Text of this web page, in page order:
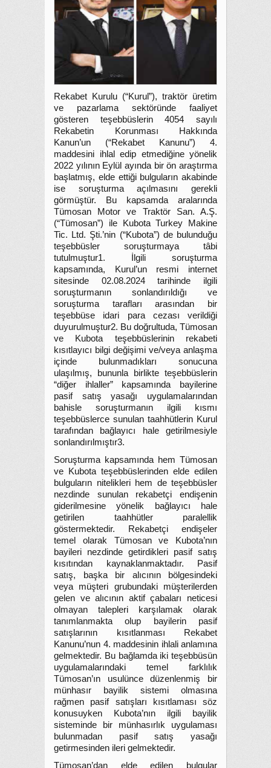
Rekabet Kurulu (“Kurul”), traktör üretim
ve pazarlama sektöründe faaliyet
gösteren teşebbüslerin 4054 sayılı
Rekabetin Korunması Hakkında
Kanun’un (“Rekabet Kanunu”) 4.
maddesini ihlal edip etmediğine yönelik
2022 yılının Eylül ayında bir ön araştırma
başlatmış, elde ettiği bulguların akabinde
ise soruşturma açılmasını gerekli
görmüştür. Bu kapsamda aralarında
Tümosan Motor ve Traktör San. A.Ş.
(“Tümosan”) ile Kubota Turkey
Makine
Tic. Ltd. Şti.’nin (“Kubota”) de bulunduğu
teşebbüsler soruşturmaya tâbi
tutulmuştur1. İlgili soruşturma
kapsamında, Kurul’un resmi internet
sitesinde 02.08.2024 tarihinde ilgili
soruşturmanın sonlandırıldığı ve
soruşturma tarafları arasından bir
teşebbüse idari para cezası verildiği
duyurulmuştur2. Bu doğrultuda, Tümosan
ve Kubota teşebbüslerinin rekabeti
kısıtlayıcı bilgi değişimi ve/veya anlaşma
içinde bulunmadıkları sonucuna
ulaşılmış, bununla birlikte teşebbüslerin
“diğer ihlaller” kapsamında bayilerine
pasif satış yasağı uygulamalarından
bahisle soruşturmanın ilgili kısmı
teşebbüslerce sunulan taahhütlerin Kurul
tarafından bağlayıcı hale getirilmesiyle
sonlandırılmıştır3.
Soruşturma kapsamında hem Tümosan
ve Kubota teşebbüslerinden elde edilen
bulguların nitelikleri hem de teşebbüsler
nezdinde sunulan rekabetçi endişenin
giderilmesine yönelik bağlayıcı hale
getirilen taahhütler paralellik
göstermektedir. Rekabetçi endişeler
temel olarak Tümosan ve Kubota’nın
bayileri nezdinde getirdikleri pasif satış
kısıtından kaynaklanmaktadır. Pasif
satış, başka bir alıcının bölgesindeki
veya müşteri grubundaki müşterilerden
gelen ve alıcının aktif çabaları neticesi
olmayan talepleri karşılamak olarak
tanımlanmakta olup bayilerin pasif
satışlarının kısıtlanması Rekabet
Kanunu’nun 4. maddesinin ihlali anlamına
gelmektedir. Bu bağlamda iki teşebbüsün
uygulamalarındaki temel farklılık
Tümosan’ın usulünce düzenlenmiş bir
münhasır bayilik sistemi olmasına
rağmen pasif satışları kısıtlaması söz
konusuyken Kubota’nın ilgili bayilik
sisteminde bir münhasırlık uygulaması
bulunmadan pasif satış yasağı
getirmesinden ileri gelmektedir.
Tümosan’dan elde edilen bulgular